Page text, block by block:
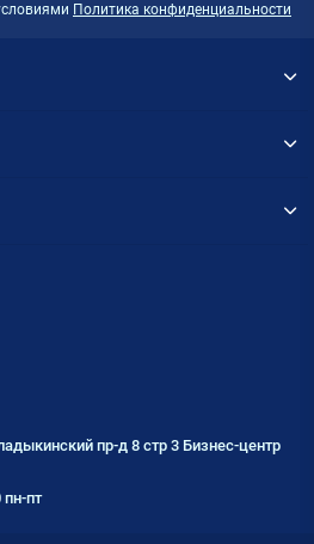
Политика конфиденциальности
пр-д 8 стр 3 Бизнес-центр
пн-пт